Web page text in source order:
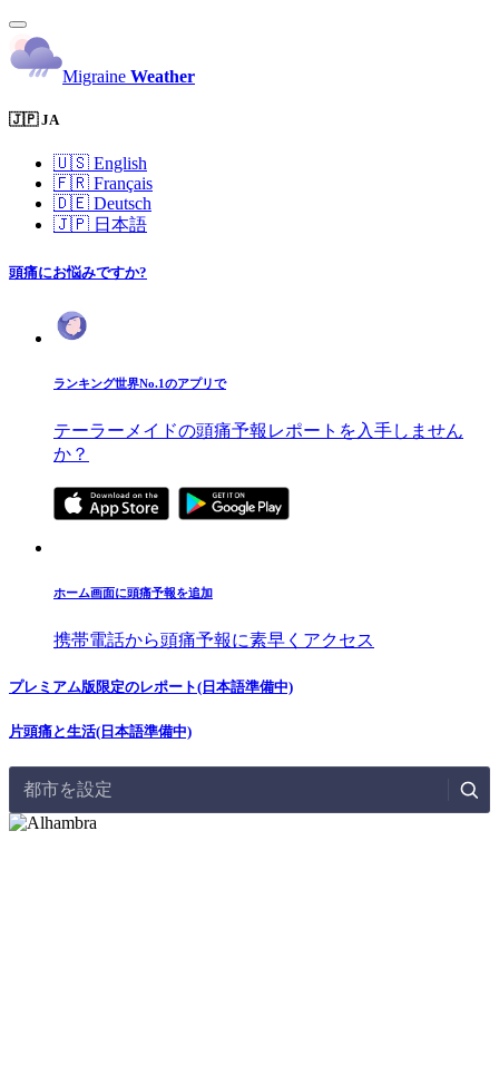
Migraine Weather
🇯🇵 JA
🇺🇸 English
🇫🇷 Français
🇩🇪 Deutsch
🇯🇵 日本語
頭痛にお悩みですか?
ランキング世界No.1のアプリで
テーラーメイドの頭痛予報レポートを入手しません
か？
ホーム画面に頭痛予報を追加
携帯電話から頭痛予報に素早くアクセス
プレミアム版限定のレポート(日本語準備中)
片頭痛と生活(日本語準備中)
都市を設定